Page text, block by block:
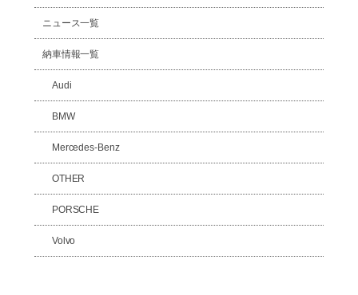
ニュース一覧
納車情報一覧
Audi
BMW
Mercedes-Benz
OTHER
PORSCHE
Volvo